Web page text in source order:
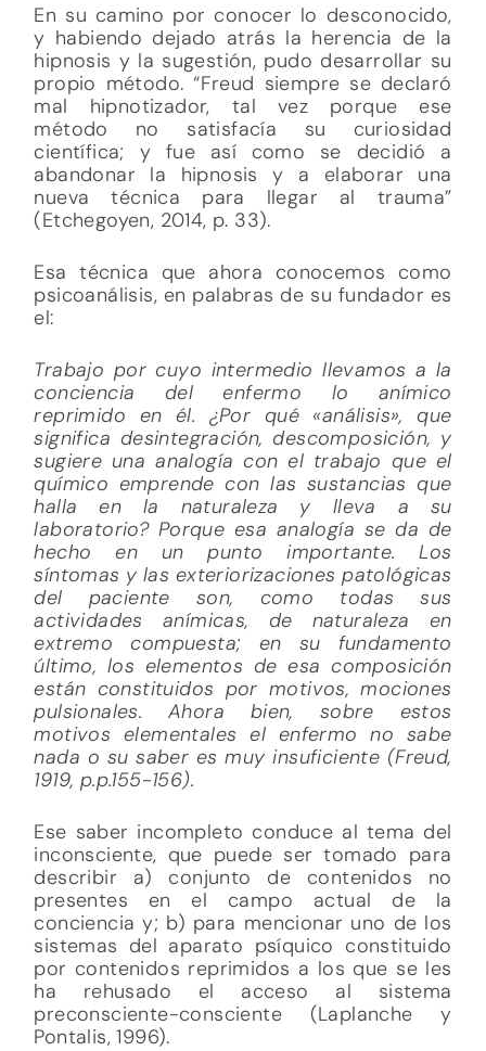
En su camino por conocer lo desconocido,
y habiendo dejado atrás la herencia de la
hipnosis y la sugestión, pudo desarrollar su
propio método. “Freud siempre se declaró
mal hipnotizador, tal vez porque ese
método no satisfacía su curiosidad
científica; y fue así como se decidió a
abandonar la hipnosis y a elaborar una
nueva técnica para llegar al trauma”
(Etchegoyen, 2014, p. 33).
Esa técnica que ahora conocemos como
psicoanálisis, en palabras de su fundador es
el:
Trabajo por cuyo intermedio llevamos a la
conciencia del enfermo lo anímico
reprimido en él. ¿Por qué «análisis», que
significa desintegración, descomposición, y
sugiere una analogía con el trabajo que el
químico emprende con las sustancias que
halla en la naturaleza y lleva a su
laboratorio? Porque esa analogía se da de
hecho en un punto importante. Los
síntomas y las exteriorizaciones patológicas
del paciente son, como todas sus
actividades anímicas, de naturaleza en
extremo compuesta; en su fundamento
último, los elementos de esa composición
están constituidos por motivos, mociones
pulsionales. Ahora bien, sobre estos
motivos elementales el enfermo no sabe
nada o su saber es muy insuficiente (Freud,
1919, p.p.155-156).
Ese saber incompleto conduce al tema del
inconsciente, que puede ser tomado para
describir a) conjunto de contenidos no
presentes en el campo actual de la
conciencia y; b) para mencionar uno de los
sistemas del aparato psíquico constituido
por contenidos reprimidos a los que se les
ha rehusado el acceso al sistema
preconsciente-consciente (Laplanche y
Pontalis, 1996).